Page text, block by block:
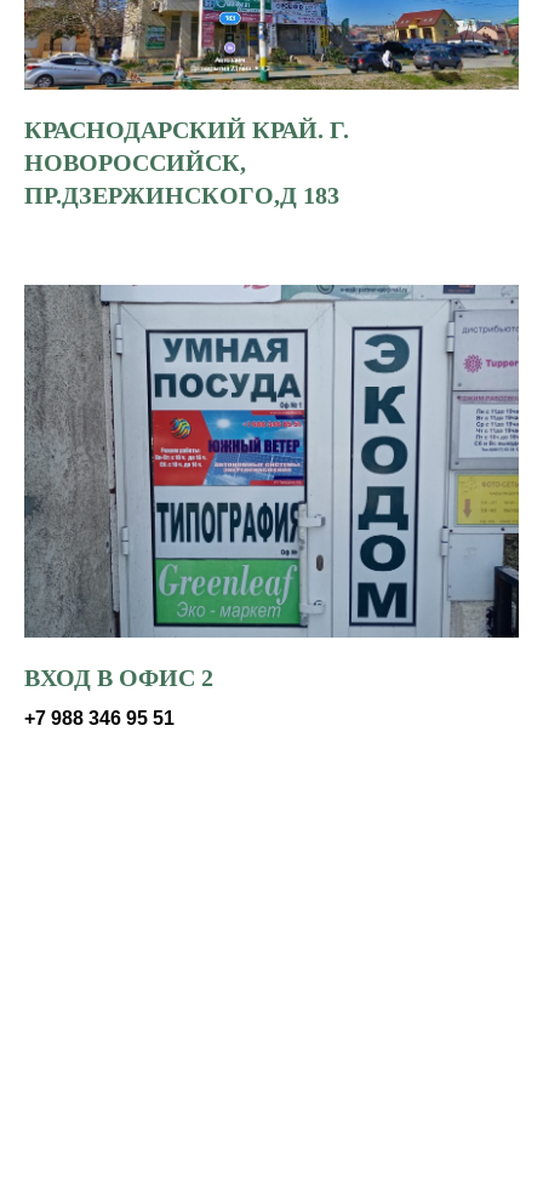
КРАСНОДАРСКИЙ КРАЙ. Г.
НОВОРОССИЙСК,
ПР.ДЗЕРЖИНСКОГО,Д 183
ВХОД В ОФИС 2
+7 988 346 95 51